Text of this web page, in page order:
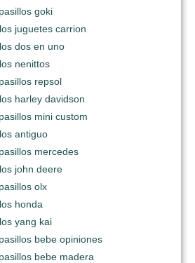
goki
juguetes carrion
dos en uno
nenittos
repsol
harley davidson
mini custom
antiguo
mercedes
john deere
olx
honda
yang kai
bebe opiniones
bebe madera